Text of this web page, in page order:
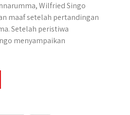
Wilfried Singo
maaf setelah pertandingan
Setelah peristiwa
menyampaikan